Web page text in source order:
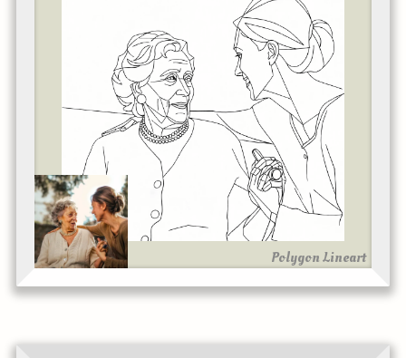
Polygon Lineart